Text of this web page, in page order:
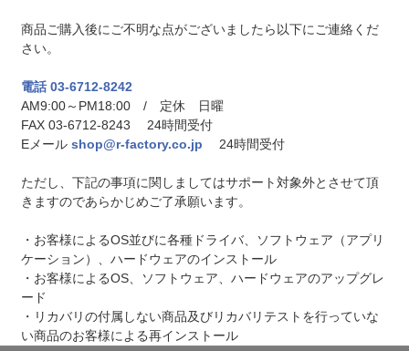
商品ご購入後にご不明な点がございましたら以下にご連絡くだ
さい。
電話 03-6712-8242
AM9:00～PM18:00 / 定休 日曜
FAX 03-6712-8243 24時間受付
Eメール shop@r-factory.co.jp 24時間受付
ただし、下記の事項に関しましてはサポート対象外とさせて頂
きますのであらかじめご了承願います。
・お客様によるOS並びに各種ドライバ、ソフトウェア（アプリ
ケーション）、ハードウェアのインストール
・お客様によるOS、ソフトウェア、ハードウェアのアップグレ
ード
・リカバリの付属しない商品及びリカバリテストを行っていな
い商品のお客様による再インストール